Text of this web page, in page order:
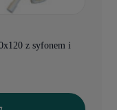
z syfonem i